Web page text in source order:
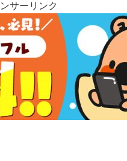
サーリンク